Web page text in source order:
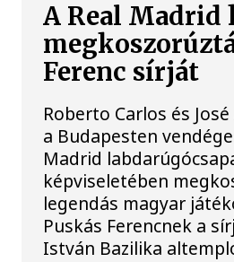
A Real Madrid
Ferenc sírját
Roberto Carlos és
a Budapesten
Madrid
képviseletében
legendás magyar
Puskás Ferencnek a
István Bazilika